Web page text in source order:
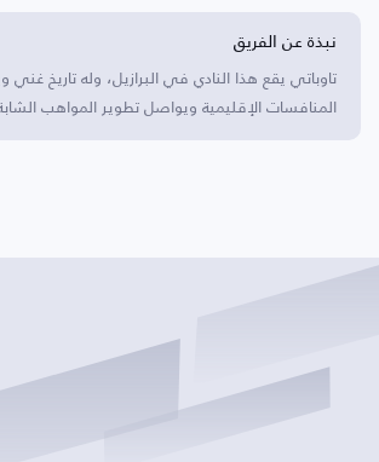
نبذة عن الفريق
تاوباتي يقع هذا النادي في البرازيل، وله تاريخ
المنافسات الإقليمية ويواصل تطوير المواهب